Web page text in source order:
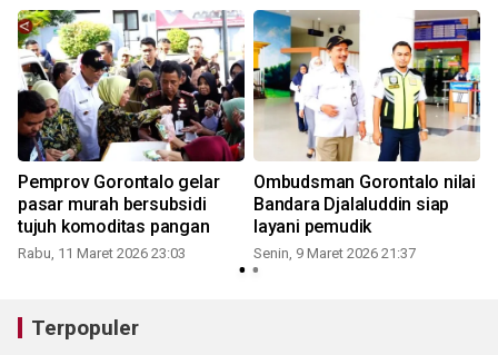
Pemprov Gorontalo gelar
pasar murah bersubsidi
tujuh komoditas pangan
Rabu, 11 Maret 2026 23:03
Ombudsman Gorontalo nilai
Bandara Djalaluddin siap
layani pemudik
Senin, 9 Maret 2026 21:37
Terpopuler